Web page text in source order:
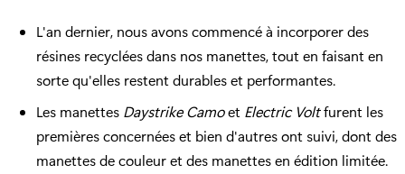
L'an dernier, nous avons commencé à incorporer des
résines recyclées dans nos manettes, tout en faisant en
sorte qu'elles restent durables et performantes.
Les manettes Daystrike Camoet Electric Voltfurent les
premières concernées et bien d'autres ont suivi, dont des
manettes de couleur et des manettes en édition limitée.